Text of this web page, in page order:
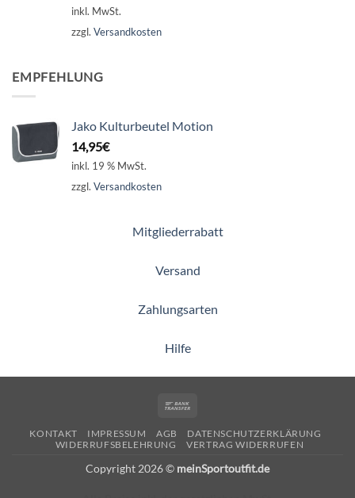
inkl. MwSt.
zzgl. Versandkosten
EMPFEHLUNG
Jako Kulturbeutel Motion
14,95€
inkl. 19 % MwSt.
zzgl. Versandkosten
Mitgliederrabatt
Versand
Zahlungsarten
Hilfe
KONTAKT IMPRESSUM AGB
DATENSCHUTZERKLÄRUNG
WIDERRUFSBELEHRUNG
VERTRAG WIDERRUFEN
Copyright 2026 © meinSportoutfit.de